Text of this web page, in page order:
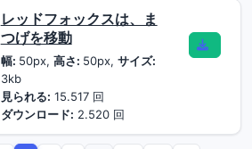
レッドフォックスは、ま
つげを移動
幅: 50px, 高さ: 50px, サイズ:
3kb
見られる: 15.517 回
ダウンロード: 2.520 回